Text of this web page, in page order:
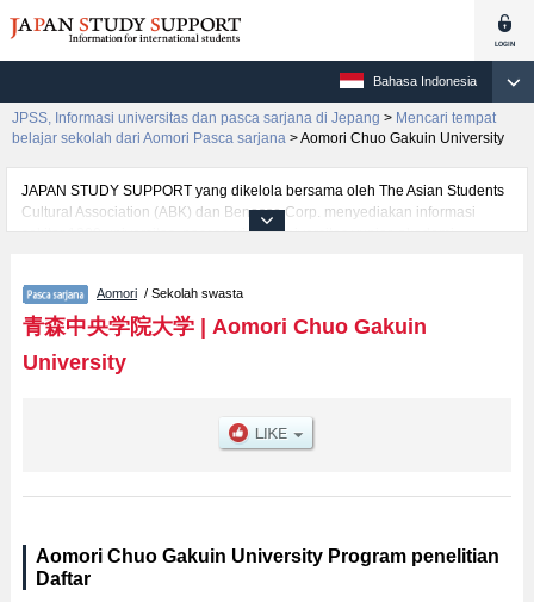
Bahasa Indonesia
JPSS, Informasi universitas dan pasca sarjana di Jepang > Mencari tempat
belajar sekolah dari Aomori Pasca sarjana >Aomori Chuo Gakuin University
JAPAN STUDY SUPPORT yang dikelola bersama oleh The Asian Students
Cultural Association (ABK) dan Benesse Corp. menyediakan informasi
sekitar 1300 universitas, pascasarjana, universitas yunior, akademi
mencakup informasi per jurusan riset seperti %% research %%, serta
berbagai informasi yang berguna bagi mahasiswa(i) mancanegara seperti
kuota untuk jumlah pendaftar dan jumlah kelulusan ujian masuk
mahasiswa(i) mancanegara, informasi mengenai ujian masuk, prasarana
Aomori / Sekolah swasta
青森中央学院大学| Aomori Chuo Gakuin
University
Aomori Chuo Gakuin University Program penelitian
Daftar